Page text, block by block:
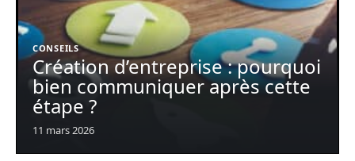
CONSEILS
Création d’entreprise : pourquoi
bien communiquer après cette
étape ?
11 mars 2026